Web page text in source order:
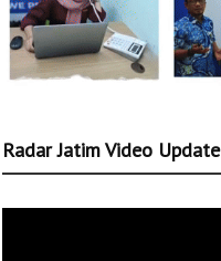
Radar Jatim Video Update